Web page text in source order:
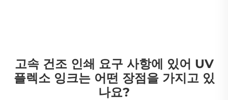
고속 건조 인쇄 요구 사항에 있어 UV
플렉소 잉크는 어떤 장점을 가지고 있
나요?